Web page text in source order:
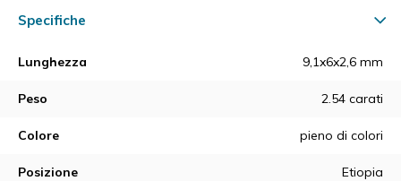
Specifiche
Lunghezza 9,1x6x2,6 mm
Peso 2.54 carati
Colore pieno di colori
Posizione Etiopia